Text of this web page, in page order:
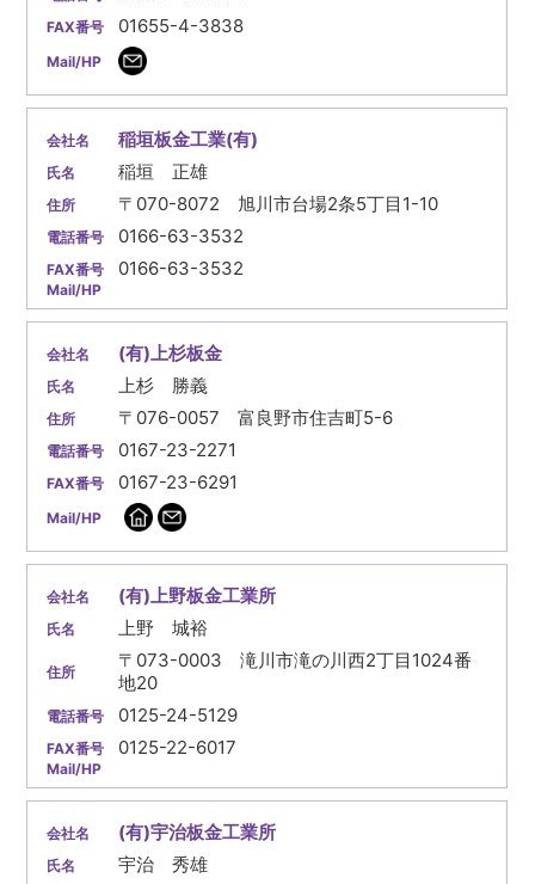
01655-4-3838
稲垣板金工業(有)
稲垣 正雄
〒070-8072 旭川市台場2条5丁目1-10
0166-63-3532
0166-63-3532
(有)上杉板金
上杉 勝義
〒076-0057 富良野市住吉町5-6
0167-23-2271
0167-23-6291
(有)上野板金工業所
上野 城裕
〒073-0003 滝川市滝の川西2丁目1024番
地20
0125-24-5129
0125-22-6017
(有)宇治板金工業所
宇治 秀雄